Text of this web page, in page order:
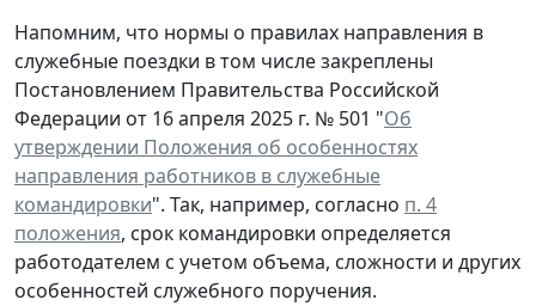
Напомним, что нормы о правилах направления в
служебные поездки в том числе закреплены
Постановлением Правительства Российской
Федерации от 16 апреля 2025 г. № 501 "Об
утверждении Положения об особенностях
направления работников в служебные
командировки". Так, например, согласно п. 4
положения, срок командировки определяется
работодателем с учетом объема, сложности и других
особенностей служебного поручения.